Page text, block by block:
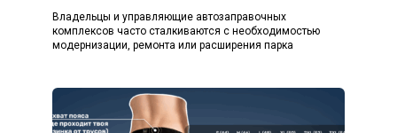
Владельцы и управляющие автозаправочных
комплексов часто сталкиваются с необходимостью
модернизации, ремонта или расширения парка